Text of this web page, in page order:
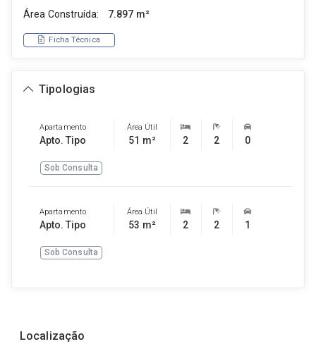
Área Construída:
7.897 m²
Ficha Técnica
Tipologias
Apartamento
Apto. Tipo
Área Útil
51 m² 2 2 0
Sob Consulta
Apartamento
Apto. Tipo
Área Útil
53 m² 2 2 1
Sob Consulta
Localização